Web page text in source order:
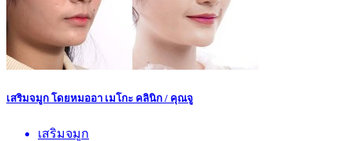
เสริมจมูก โดยหมออา เมโกะ คลินิก / คุณจู
เสริมจมูก